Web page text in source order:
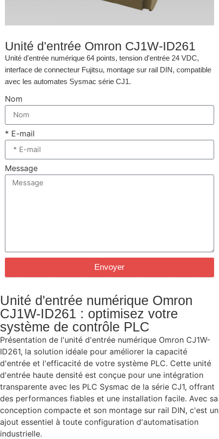
Unité d'entrée Omron CJ1W-ID261
Unité d'entrée numérique 64 points, tension d'entrée 24 VDC,
interface de connecteur Fujitsu, montage sur rail DIN, compatible
avec les automates Sysmac série CJ1.
Nom
* E-mail
Message
Envoyer
Unité d'entrée numérique Omron
CJ1W-ID261 : optimisez votre
système de contrôle PLC
Présentation de l'unité d'entrée numérique Omron CJ1W-
ID261, la solution idéale pour améliorer la capacité
d'entrée et l'efficacité de votre système PLC. Cette unité
d'entrée haute densité est conçue pour une intégration
transparente avec les PLC Sysmac de la série CJ1, offrant
des performances fiables et une installation facile. Avec sa
conception compacte et son montage sur rail DIN, c'est un
ajout essentiel à toute configuration d'automatisation
industrielle.